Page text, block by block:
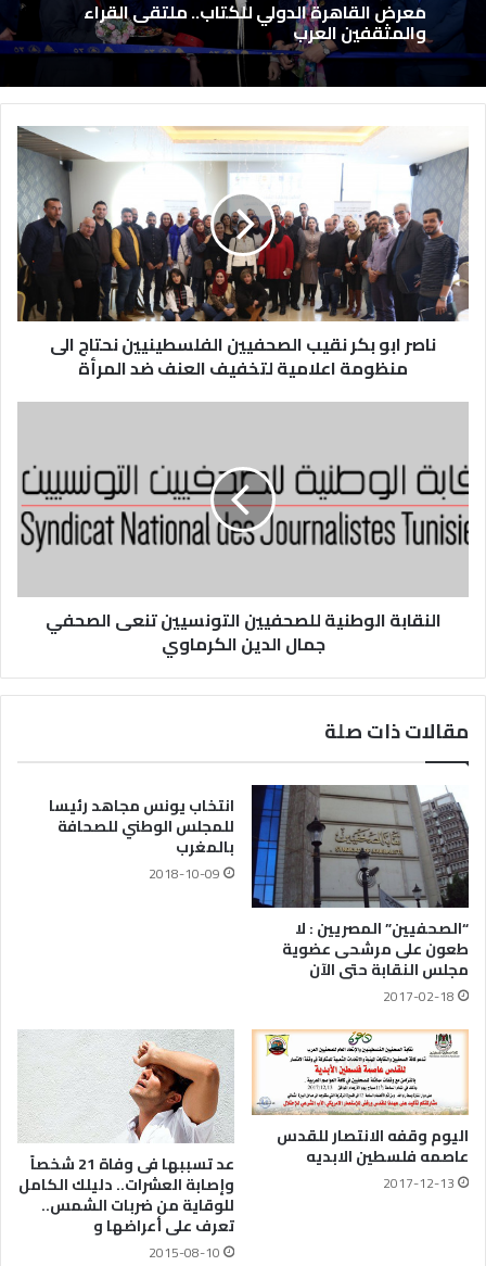
معرض القاهرة الدولي للكتاب.. ملتقى القراء
والمثقفين العرب
ناصر ابو بكر نقيب الصحفيين الفلسطينيين نحتاج الى
منظومة اعلامية لتخفيف العنف ضد المرأة
النقابة الوطنية للصحفيين التونسيين تنعى الصحفي
جمال الدين الكرماوي
مقالات ذات صلة
“الصحفيين” المصريين : لا
طعون على مرشحى عضوية
مجلس النقابة حتى الآن
2017-02-18
انتخاب يونس مجاهد رئيسا
للمجلس الوطني للصحافة
بالمغرب
2018-10-09
اليوم وقفه الانتصار للقدس
عاصمه فلسطين الابديه
2017-12-13
عد تسببها فى وفاة 21 شخصاً
وإصابة العشرات.. دليلك الكامل
للوقاية من ضربات الشمس..
تعرف على أعراضها و
2015-08-10